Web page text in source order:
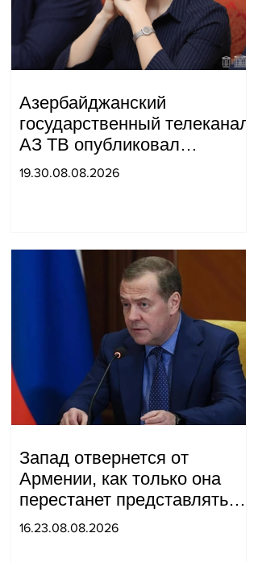
Азербайджанский
государственный телеканал
АЗ ТВ опубликовал
репортаж, в котором Сюник
19.30.08.08.2026
Запад отвернется от
Армении, как только она
перестанет представлять
для него интерес как
16.23.08.08.2026